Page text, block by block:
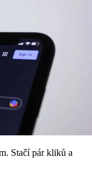
Stačí pár kliků a